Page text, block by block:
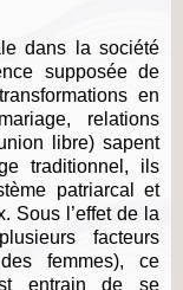
dans la société
supposée de
en
relations
libre) sapent
traditionnel, ils
patriarcal et
Sous l’effet de la
facteurs
femmes), ce
entrain de se